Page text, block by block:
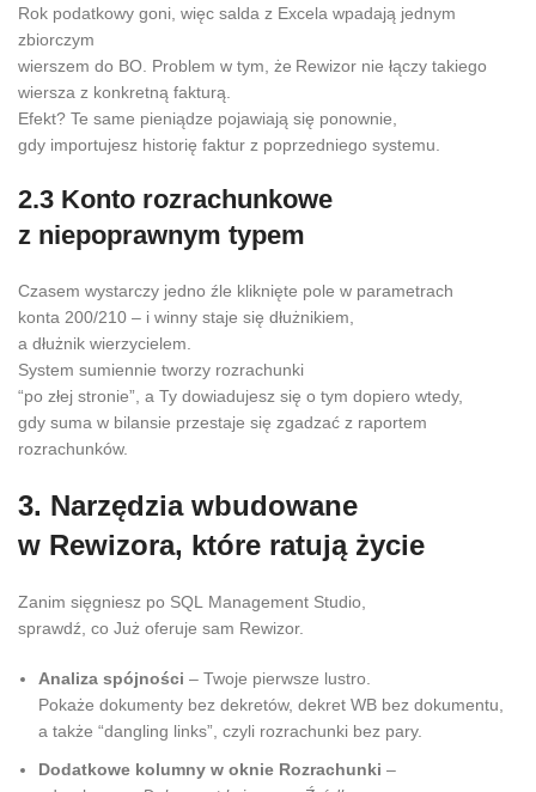
Rok podatkowy goni, więc salda z Excela wpadają jednym
zbiorczym
wierszem do BO. Problem w tym, że Rewizor nie łączy takiego
wiersza z konkretną fakturą.
Efekt? Te same pieniądze pojawiają się ponownie,
gdy importujesz historię faktur z poprzedniego systemu.
2.3 Konto rozrachunkowe
z niepoprawnym typem
Czasem wystarczy jedno źle kliknięte pole w parametrach
konta 200/210 – i winny staje się dłużnikiem,
a dłużnik wierzycielem.
System sumiennie tworzy rozrachunki
“po złej stronie”, a Ty dowiadujesz się o tym dopiero wtedy,
gdy suma w bilansie przestaje się zgadzać z raportem
rozrachunków.
3. Narzędzia wbudowane
w Rewizora, które ratują życie
Zanim sięgniesz po SQL Management Studio,
sprawdź, co Już oferuje sam Rewizor.
Analiza spójności – Twoje pierwsze lustro.
Pokaże dokumenty bez dekretów, dekret WB bez dokumentu,
a także “dangling links”, czyli rozrachunki bez pary.
Dodatkowe kolumny w oknie Rozrachunki –